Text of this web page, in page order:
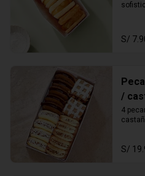
S/
/
4
S/